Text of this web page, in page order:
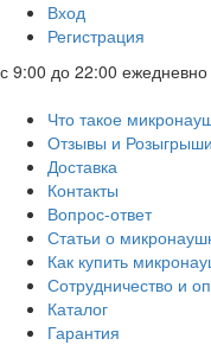
Вход
Регистрация
с 9:00 до 22:00 ежедневно
Что такое
Отзывы и Розыгрыши
Доставка
Контакты
Вопрос-ответ
Статьи о
Как купить
Сотрудничество и
Каталог
Гарантия